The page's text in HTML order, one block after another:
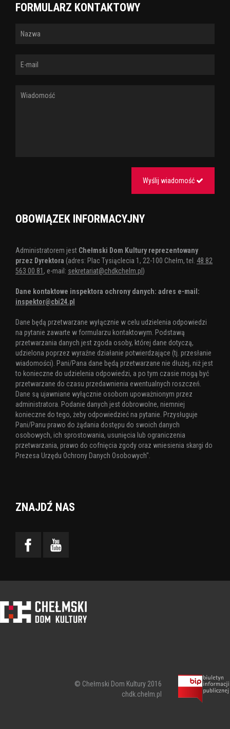
FORMULARZ KONTAKTOWY
Wyślij wiadomość
OBOWIĄZEK INFORMACYJNY
Administratorem jest Chełmski Dom Kultury reprezentowany
przez Dyrektora (adres: Plac Tysiąclecia 1, 22-100 Chełm, tel. 48 82
563 00 81 , e-mail: sekretariat@chdkchelm.pl )
Dane kontaktowe inspektora ochrony danych: adres e-mail:
inspektor@cbi24.pl
Dane będą przetwarzane wyłącznie w celu udzielenia odpowiedzi
na pytanie zawarte w formularzu kontaktowym. Podstawą
przetwarzania danych jest zgoda osoby, której dane dotyczą,
udzielona poprzez wyraźne działanie potwierdzające (tj. przesłanie
wiadomości). Pani/Pana dane będą przetwarzane nie dłużej, niż jest
to konieczne do udzielenia odpowiedzi, a po tym czasie mogą być
przetwarzane do czasu przedawnienia ewentualnych roszczeń.
Dane są ujawniane wyłącznie osobom upoważnionym przez
administratora. Podanie danych jest dobrowolne, niemniej
konieczne do tego, żeby odpowiedzieć na pytanie. Przysługuje
Pani/Panu prawo do żądania dostępu do swoich danych
osobowych, ich sprostowania, usunięcia lub ograniczenia
przetwarzania, prawo do cofnięcia zgody oraz wniesienia skargi do
Prezesa Urzędu Ochrony Danych Osobowych".
ZNAJDŹ NAS
© Chełmski Dom Kultury 2016
chdk.chelm.pl